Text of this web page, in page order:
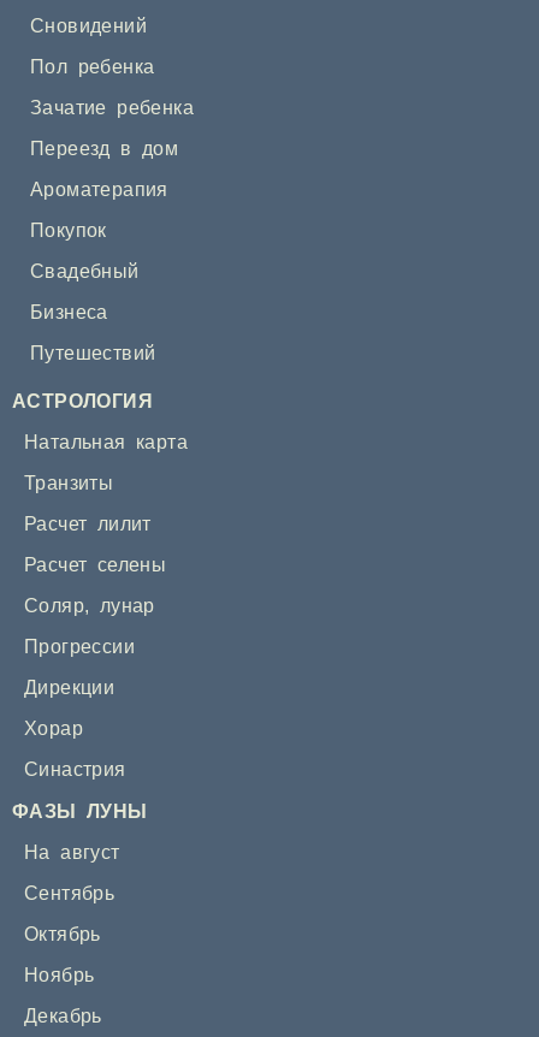
Сновидений
Пол ребенка
Зачатие ребенка
Переезд в дом
Ароматерапия
Покупок
Свадебный
Бизнеса
Путешествий
АСТРОЛОГИЯ
Натальная карта
Транзиты
Расчет лилит
Расчет селены
Соляр, лунар
Прогрессии
Дирекции
Хорар
Синастрия
ФАЗЫ ЛУНЫ
На август
Сентябрь
Октябрь
Ноябрь
Декабрь